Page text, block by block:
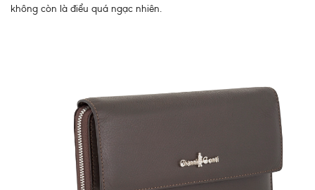
không còn là điểu quá ngạc nhiên.